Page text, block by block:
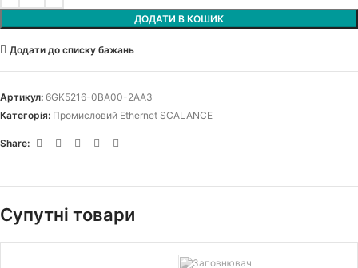
ДОДАТИ В КОШИК
Додати до списку бажань
Артикул: 6GK5216-0BA00-2AA3
Категорія: Промисловий Ethernet SCALANCE
Share:
Супутні товари